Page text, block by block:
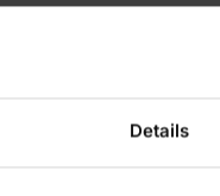
Details